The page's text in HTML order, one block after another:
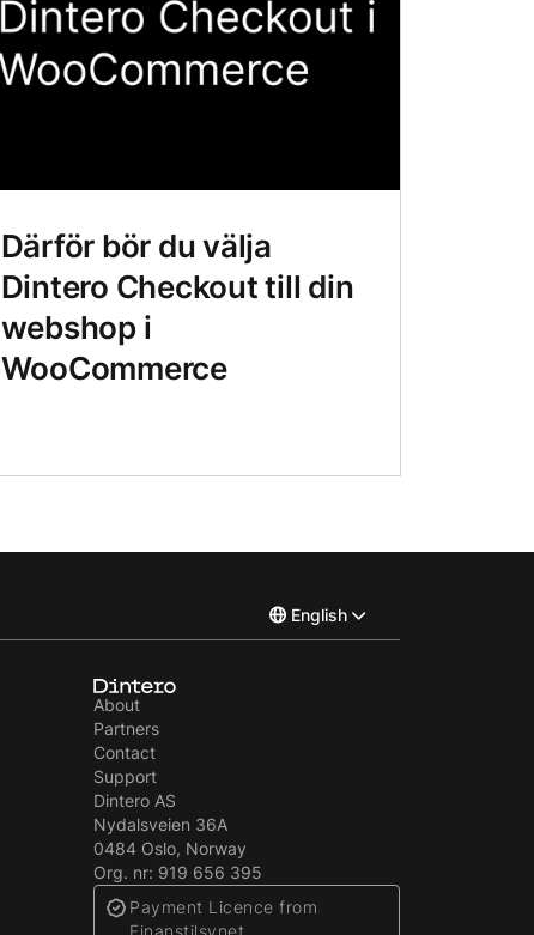
Därför bör du välja
Dintero Checkout till din
webshop i
WooCommerce
English
About
Partners
Contact
Support
Dintero AS
Nydalsveien 36A
0484 Oslo, Norway
Org. nr: 919 656 395
Payment Licence from